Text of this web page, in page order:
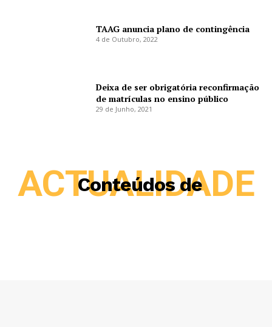
TAAG anuncia plano de contingência
4 de Outubro, 2022
Deixa de ser obrigatória reconfirmação
de matrículas no ensino público
29 de Junho, 2021
Conteúdos de
ACTUALIDADE